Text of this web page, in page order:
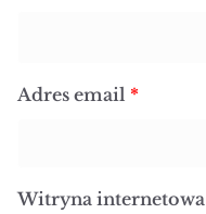
Adres email *
Witryna internetowa